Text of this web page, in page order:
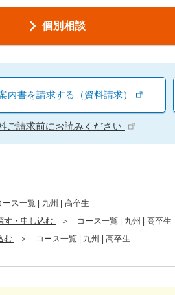
個別相談
内書を請求する（資料請求）
ご請求前にお読みください
ース一覧 | 九州 | 高卒生
す・申し込む
コース一覧 | 九州 | 高卒生
む コース一覧 | 九州 | 高卒生